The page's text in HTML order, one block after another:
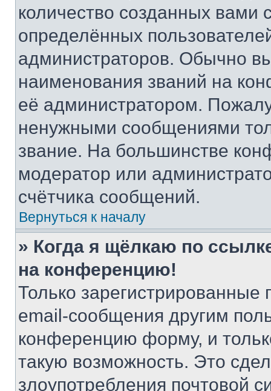
количество созданных
определённых
администраторов. Обычно
наименования званий на
её администратором.
ненужными сообщениями
звание. На большинстве
модератор или
счётчика сообщений.
Вернуться к началу
» Когда я щёлкаю по
на конференцию!
Только зарегистрированные
email-сообщения другим
конференцию форму, и
такую возможность. Это
злоупотребления почтовой